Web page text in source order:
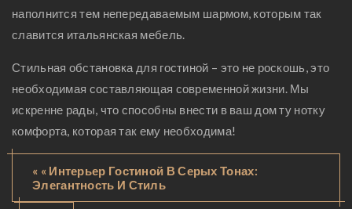
наполнится тем непередаваемым шармом, которым так
славится итальянская мебель.
Стильная обстановка для гостиной – это не роскошь, это
необходимая составляющая современной жизни. Мы
искренне рады, что способны внести в ваш дом ту нотку
комфорта, которая так ему необходима!
« « Интерьер Гостиной В Серых Тонах:
Элегантность И Стиль